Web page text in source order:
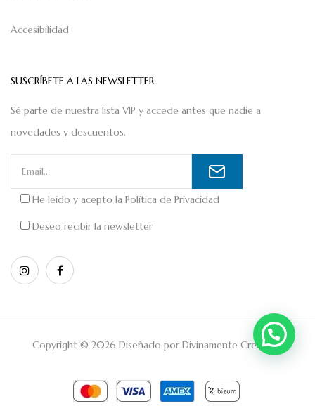
Accesibilidad
SUSCRÍBETE A LAS NEWSLETTER
Sé parte de nuestra lista VIP y accede antes que nadie a
novedades y descuentos.
He leído y acepto la Política de Privacidad
Deseo recibir la newsletter
Copyright © 2026 Diseñado porDivinamente Creativos